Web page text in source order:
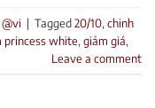
| Tagged20/10, chinh
princess white, giảm giá,
Leave a comment